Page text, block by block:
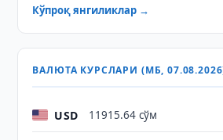
Кўпроқ янгиликлар →
ВАЛЮТА КУРСЛАРИ (МБ,
USD 11915.64 сўм